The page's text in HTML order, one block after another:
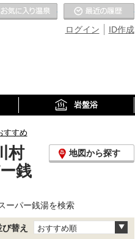
ID作成
ログイン
お気に入りの温泉
岩盤浴
すすめ
村
銭
地図から探す
ーパー銭湯を検索
び替え おすすめ順